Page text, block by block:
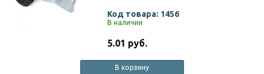
Код товара: 1456
В наличии
5.01 руб.
В корзину